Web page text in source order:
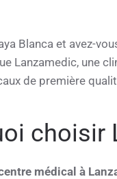
Blanca et avez-
Lanzamedic, une
de première
choisir
médical à